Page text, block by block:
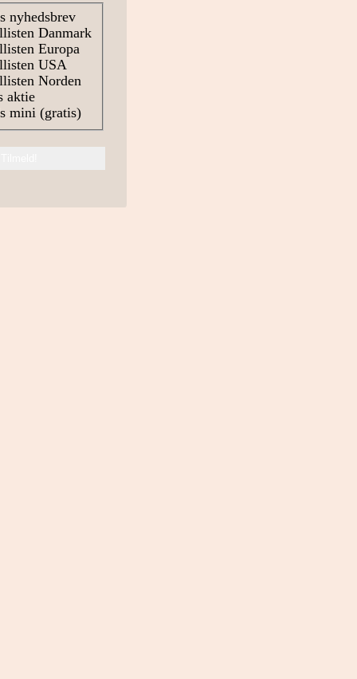
nyhedsbrev
Danmark
Europa
USA
Norden
aktie
mini (gratis)